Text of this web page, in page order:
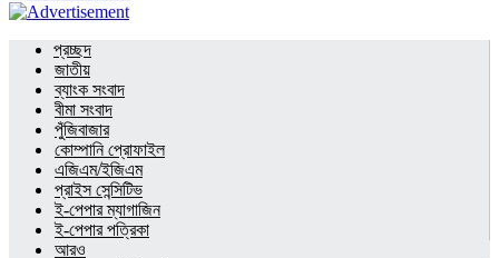
প্রচ্ছদ
জাতীয়
ব্যাংক সংবাদ
বীমা সংবাদ
পুঁজিবাজার
কোম্পানি প্রোফাইল
এজিএম/ইজিএম
প্রাইস সেন্সিটিভ
ই-পেপার ম্যাগাজিন
ই-পেপার পত্রিকা
আরও